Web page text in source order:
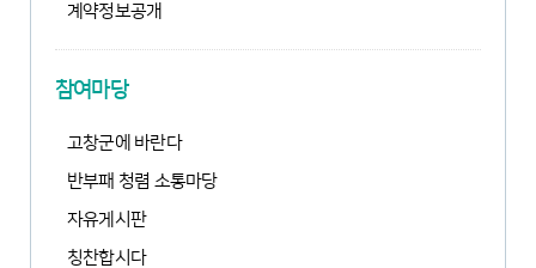
계약정보공개
참여마당
고창군에 바란다
반부패 청렴 소통마당
자유게시판
칭찬합시다